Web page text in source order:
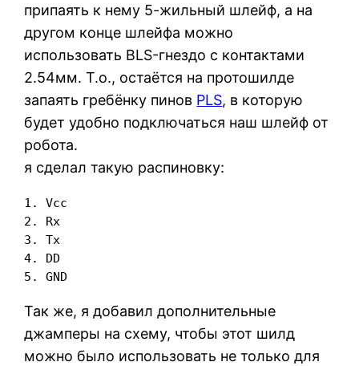
припаять к нему 5-жильный шлейф, а на
другом конце шлейфа можно
использовать BLS-гнездо с контактами
2.54мм. Т.о., остаётся на протошилде
запаять гребёнку пинов PLS, в которую
будет удобно подключаться наш шлейф от
робота.
я сделал такую распиновку:
1. Vcc
2. Rx
3. Tx
4. DD
5. GND
Так же, я добавил дополнительные
джамперы на схему, чтобы этот шилд
можно было использовать не только для